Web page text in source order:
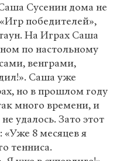
Сусенин дома не
победителей»,
На Играх Саша
по настольному
венграми,
Саша уже
но в прошлом году
много времени, и
удалось. Зато этот
«Уже 8 месяцев я
тенниса.